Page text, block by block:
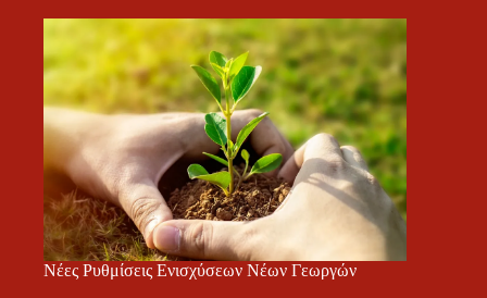
Νέες Ρυθμίσεις Ενισχύσεων Νέων Γεωργών